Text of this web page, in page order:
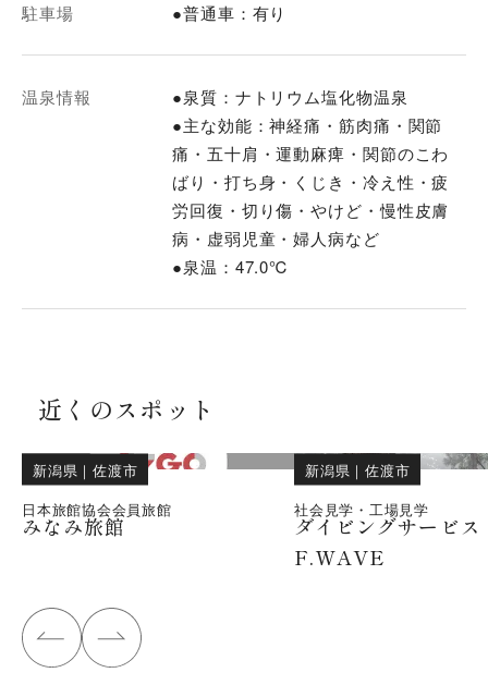
駐車場 ●普通車：有り
温泉情報
●泉質：ナトリウム塩化物温泉
●主な効能：神経痛・筋肉痛・関節
痛・五十肩・運動麻痺・関節のこわ
ばり・打ち身・くじき・冷え性・疲
労回復・切り傷・やけど・慢性皮膚
病・虚弱児童・婦人病など
●泉温：47.0℃
近くのスポット
新潟県 ｜佐渡市
日本旅館協会会員旅館
みなみ旅館
新潟県 ｜佐渡市
社会見学・工場見学
ダイビングサービス
F.WAVE